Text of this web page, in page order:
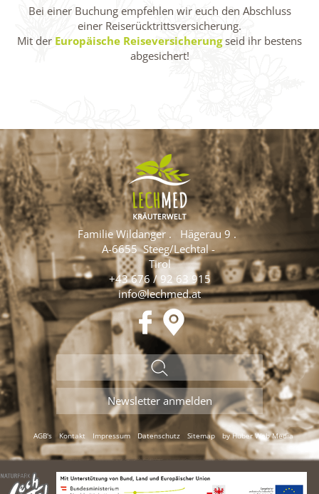
Bei einer Buchung empfehlen wir euch den Abschluss
einer Reiserücktrittsversicherung.
Mit der Europäische Reiseversicherungseid ihr bestens
abgesichert!
Familie Wildanger. Hägerau 9 .
A-6655 Steeg/Lechtal-
Tirol
+43 676 / 92 63 915
info@lechmed.at
AGB's Kontakt Impressum Datenschutz Sitemap by Huber Web Media